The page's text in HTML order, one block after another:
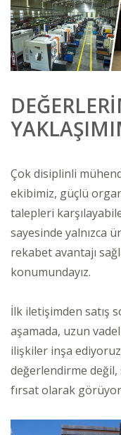
Çok disiplinli
ekibimiz, güçlü
talepleri
sayesinde yalnızca
rekabet avantajı
konumundayız.
İlk iletişimden satış
aşamada, uzun
ilişkiler inşa
değerlendirme
fırsat olarak